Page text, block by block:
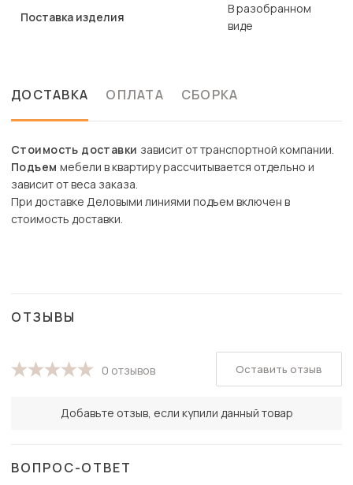
Поставка изделия
В разобранном
виде
ДОСТАВКА ОПЛАТА СБОРКА
Стоимость доставки зависит от транспортной компании.
Подъем мебели в квартиру рассчитывается отдельно и
зависит от веса заказа.
При доставке Деловыми линиями подъем включен в
стоимость доставки.
ОТЗЫВЫ
0 отзывов
Добавьте отзыв, если купили данный товар
Оставить отзыв
ВОПРОС-ОТВЕТ